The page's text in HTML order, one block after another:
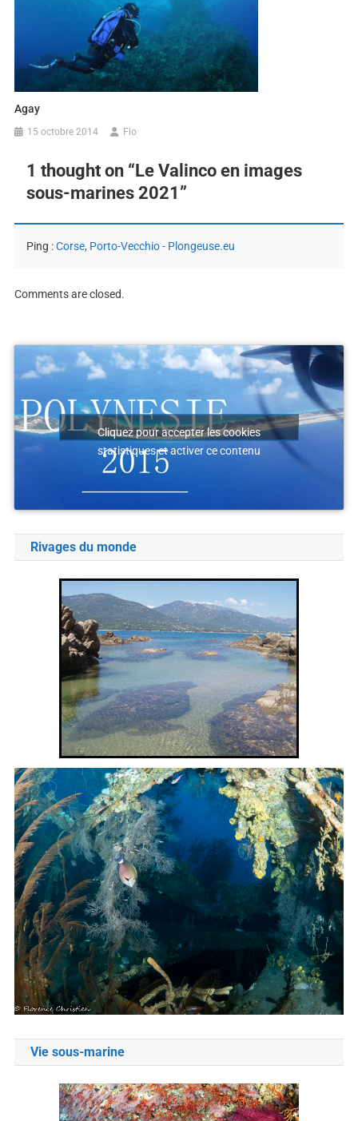
Agay
15 octobre 2014 Flo
1 thought on “Le Valinco en images
sous-marines 2021 ”
Ping :Corse, Porto-Vecchio - Plongeuse.eu
Comments are closed.
Cliquez pour accepter les cookies
statistiques et activer ce contenu
Rivages du monde
Vie sous-marine